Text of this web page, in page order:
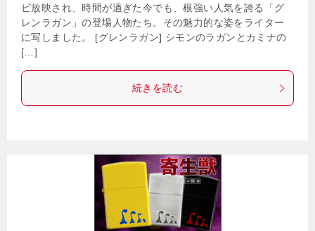
ビ放映され、時間が過ぎた今でも、根強い人気を誇る「グ
レンラガン」の登場人物たち。その魅力的な姿をライター
に写しました。 [グレンラガン] シモンのラガンとカミナの
[…]
続きを読む